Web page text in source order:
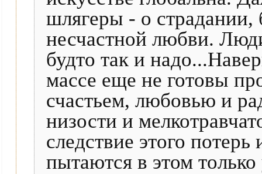
шлягеры - о страдании,
несчастной любви.
будто так и
массе еще не готовы
счастьем, любовью и
низости и
следствие этого
пытаются в этом только